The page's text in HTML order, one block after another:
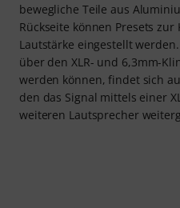
bewegliche Teile aus
Rückseite können Presets
Lautstärke eingestellt
über den XLR- und 6,3mm-
werden können, findet sich
den das Signal mittels einer
weiteren Lautsprecher